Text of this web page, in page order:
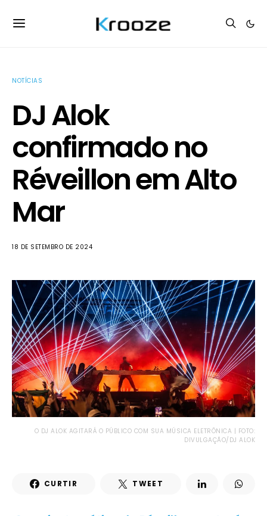
NOTÍCIAS
DJ Alok
confirmado no
Réveillon em Alto
Mar
18 DE SETEMBRO DE 2024
O DJ ALOK AGITARÁ O PÚBLICO COM SUA MÚSICA ELETRÔNICA | FOTO:
DIVULGAÇÃO/DJ ALOK
CURTIR TWEET